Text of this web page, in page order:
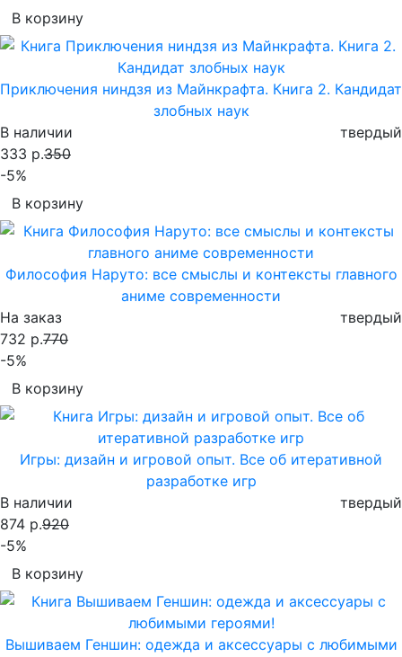
В корзину
Приключения ниндзя из Майнкрафта. Книга 2. Кандидат
злобных наук
В наличии
твердый
333 р.350
-5%
В корзину
Философия Наруто: все смыслы и контексты главного
аниме современности
На заказ
твердый
732 р.770
-5%
В корзину
Игры: дизайн и игровой опыт. Все об итеративной
разработке игр
В наличии
твердый
874 р.920
-5%
В корзину
Вышиваем Геншин: одежда и аксессуары с любимыми